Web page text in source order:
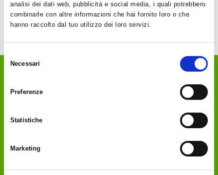
analisi dei dati web, pubblicità e social media, i quali potrebbero
combinarle con altre informazioni che hai fornito loro o che
hanno raccolto dal tuo utilizzo dei loro servizi.
Selezione
delNecessari
Preferenze
Statistiche
Marketing
Privacy Policy
Modifica consenso
Organismo ADR